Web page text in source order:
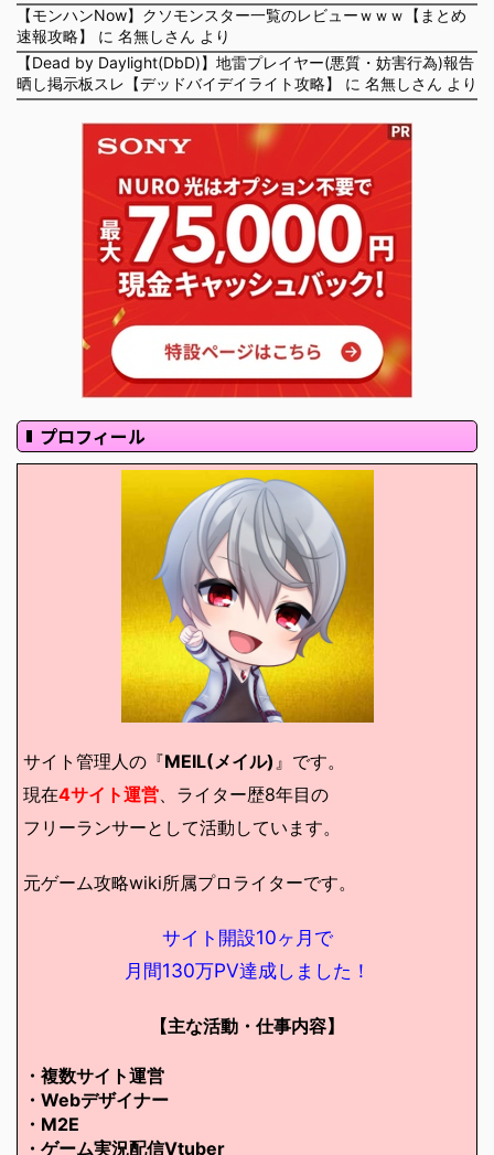
【モンハンNow】クソモンスター一覧のレビューｗｗｗ【まとめ
速報攻略】
に 名無しさん より
【Dead by Daylight(DbD)】地雷プレイヤー(悪質・妨害行為)報告
晒し掲示板スレ【デッドバイデイライト攻略】
に 名無しさん より
プロフィール
サイト管理人の『MEIL(メイル) 』です。
現在4サイト運営、ライター歴8年目の
フリーランサーとして活動しています。
元ゲーム攻略wiki所属プロライターです。
サイト開設10ヶ月で
月間130万PV達成しました！
【主な活動・仕事内容】
・複数サイト運営
・Webデザイナー
・M2E
・ゲーム実況配信Vtuber